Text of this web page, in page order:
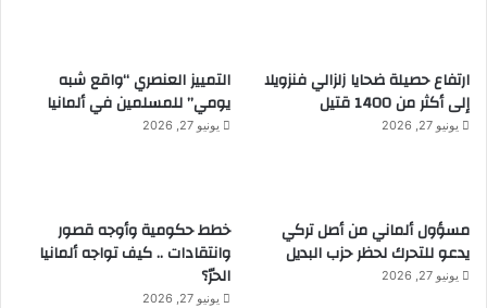
ارتفاع حصيلة ضحايا زلزالي فنزويلا
إلى أكثر من 1400 قتيل
يونيو 27, 2026
التمييز العنصري “واقع شبه
يومي” للمسلمين في ألمانيا
يونيو 27, 2026
مسؤول ألماني من أصل تركي
يدعو للتحرك لحظر حزب البديل
يونيو 27, 2026
خطط حكومية وأوجه قصور
وانتقادات .. كيف تواجه ألمانيا
الحرّ؟
يونيو 27, 2026